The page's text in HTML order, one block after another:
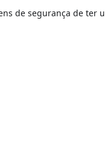
de segurança de ter